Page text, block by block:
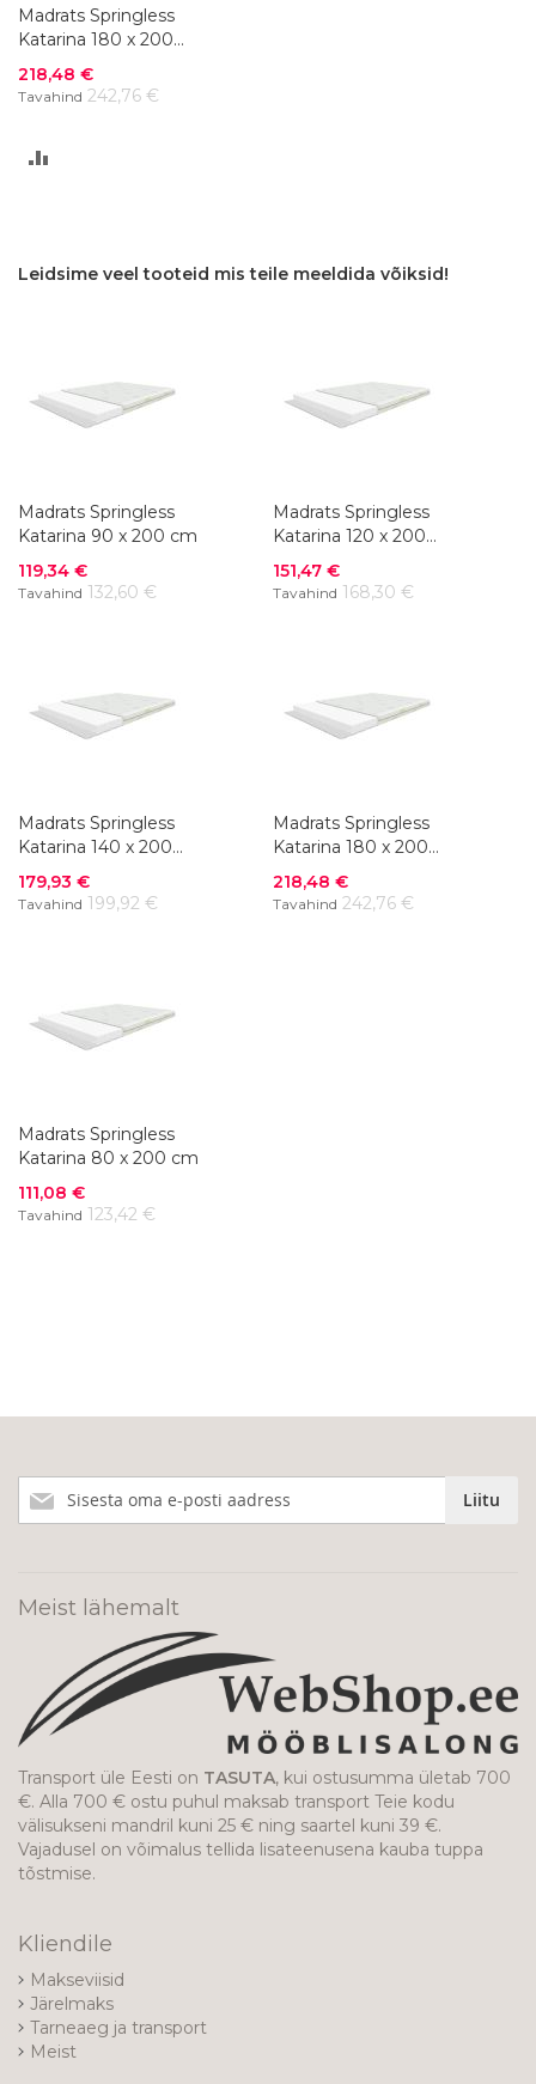
Madrats Springless
Katarina 180 x 200
cm
Soodushind
218,48 €
Tavahind 242,76 €
Leidsime veel tooteid mis teile meeldida võiksid!
Madrats Springless
Katarina 90 x 200 cm
Soodushind
119,34 €
Tavahind 132,60 €
Madrats Springless
Katarina 120 x 200
cm
Soodushind
151,47 €
Tavahind 168,30 €
Madrats Springless
Katarina 140 x 200
cm
Soodushind
179,93 €
Tavahind 199,92 €
Madrats Springless
Katarina 180 x 200
cm
Soodushind
218,48 €
Tavahind 242,76 €
Madrats Springless
Katarina 80 x 200 cm
Soodushind
111,08 €
Tavahind 123,42 €
meie
Liitu
Meist lähemalt
Transport üle Eesti on TASUTA, kui ostusumma ületab 700
€. Alla 700 € ostu puhul maksab transport Teie kodu
välisukseni mandril kuni 25 € ning saartel kuni 39 €.
Vajadusel on võimalus tellida lisateenusena kauba tuppa
tõstmise.
Kliendile
Makseviisid
Järelmaks
Tarneaeg ja transport
Meist